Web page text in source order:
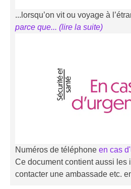
...lorsqu’on vit ou voyage à
parce que... (lire la suite)
Numéros de téléphone en cas
Ce document contient aussi les
contacter une ambassade etc.